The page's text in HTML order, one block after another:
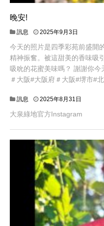
晚安!
訊息 2025年9月3日
今天的照片是四季彩苑前盛開
精神振奮。被這甜美的香味吸
吸吮的花蜜美味嗎？ 謝謝你今
＃大阪#大阪府＃大阪#堺市#
訊息 2025年8月31日
大泉綠地官方Instagram